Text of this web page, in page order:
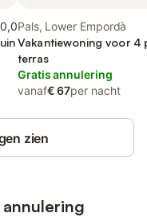
Pals, Lower Empordà
Vakantiewoning voor 4
terras
Gratis annulering
vanaf€ 67per nacht
zien